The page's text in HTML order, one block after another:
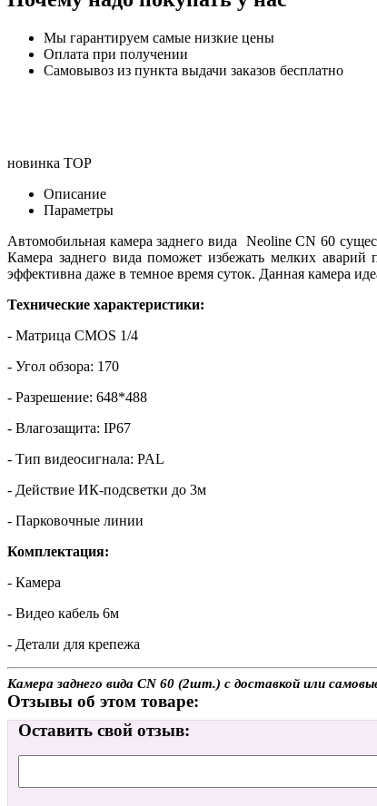
Мы гарантируем самые низкие цены
Оплата при получении
Самовывоз из пункта выдачи заказов бесплатно
новинка TOP
Описание
Параметры
Автомобильная камера заднего вида Neoline CN 60
Камера заднего вида поможет избежать мелких аварий
эффективна даже в темное время суток. Данная камера
Технические характеристики:
- Матрица CMOS 1/4
- Угол обзора: 170
- Разрешение: 648*488
- Влагозащита: IP67
- Тип видеосигнала: PAL
- Действие ИК-подсветки до 3м
- Парковочные линии
Комплектация:
- Камера
- Видео кабель 6м
- Детали для крепежа
Камера заднего вида CN 60 (2шт.) с доставкой или
Отзывы об этом товаре:
Оставить свой отзыв: